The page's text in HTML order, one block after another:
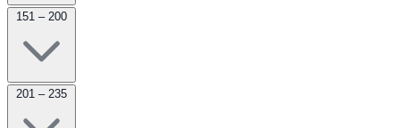
151 – 200
201 – 235